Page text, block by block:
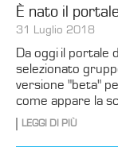
È nato il
31 Luglio 2018
Da oggi il portale
selezionato
versione "beta"
come appare la
LEGGI DI PIÙ